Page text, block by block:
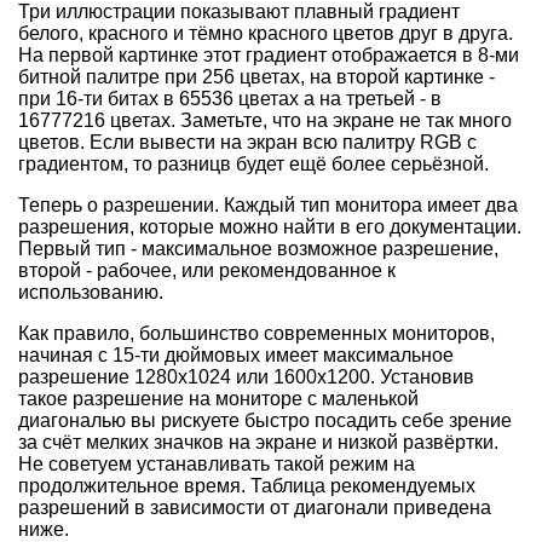
Три иллюстрации показывают плавный градиент
белого, красного и тёмно красного цветов друг в друга.
На первой картинке этот градиент отображается в 8-ми
битной палитре при 256 цветах, на второй картинке -
при 16-ти битах в 65536 цветах а на третьей - в
16777216 цветах. Заметьте, что на экране не так много
цветов. Если вывести на экран всю палитру RGB с
градиентом, то разницв будет ещё более серьёзной.
Теперь о разрешении. Каждый тип монитора имеет два
разрешения, которые можно найти в его документации.
Первый тип - максимальное возможное разрешение,
второй - рабочее, или рекомендованное к
использованию.
Как правило, большинство современных мониторов,
начиная с 15-ти дюймовых имеет максимальное
разрешение 1280x1024 или 1600x1200. Установив
такое разрешение на мониторе с маленькой
диагональю вы рискуете быстро посадить себе зрение
за счёт мелких значков на экране и низкой развёртки.
Не советуем устанавливать такой режим на
продолжительное время. Таблица рекомендуемых
разрешений в зависимости от диагонали приведена
ниже.